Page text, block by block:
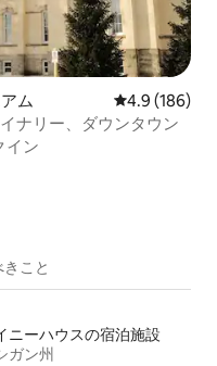
ム レビュー186
4.9 (186)
ナリー、ダウンタウン
イン
こと
ニーハウスの宿泊施設
ガン州